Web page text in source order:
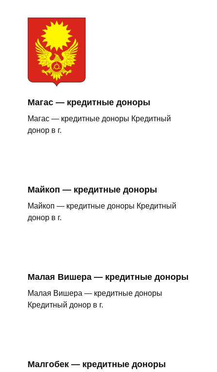
Магас — кредитные доноры
Магас — кредитные доноры Кредитный
донор в г.
Майкоп — кредитные доноры
Майкоп — кредитные доноры Кредитный
донор в г.
Малая Вишера — кредитные доноры
Малая Вишера — кредитные доноры
Кредитный донор в г.
Малгобек — кредитные доноры